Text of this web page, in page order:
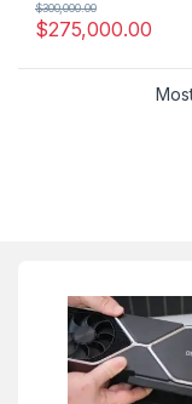
$275,000.00
$300,000.00